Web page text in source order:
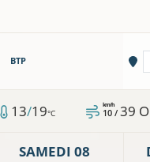
BTP
13/19°C 10 /
km/h 39
SAMEDI 08